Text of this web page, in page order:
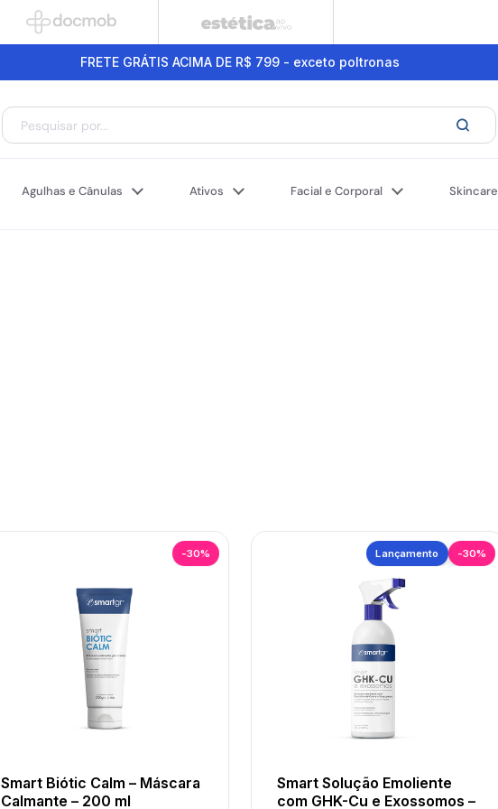
FRETE GRÁTIS ACIMA DE R$ 799 - exceto poltronas
Agulhas e Cânulas Ativos Facial e Corporal Skincare
Smart Biótic Calm – Máscara
Calmante – 200 ml
-30%
Smart Solução Emoliente
com GHK-Cu e Exossomos –
Lançamento -30%